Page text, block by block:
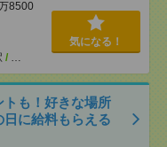
8500
/
気になる！
も！好きな場所
に給料もらえる